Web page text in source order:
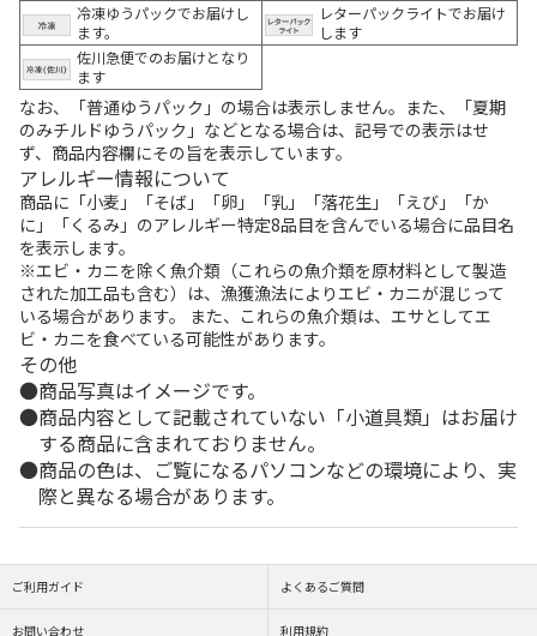
冷凍ゆうパックでお届けし
ます。
レターパックライトでお届け
します
佐川急便でのお届けとなり
ます
なお、「普通ゆうパック」の場合は表示しません。また、「夏期
のみチルドゆうパック」などとなる場合は、記号での表示はせ
ず、商品内容欄にその旨を表示しています。
アレルギー情報について
商品に「小麦」「そば」「卵」「乳」「落花生」「えび」「か
に」「くるみ」のアレルギー特定8品目を含んでいる場合に品目名
を表示します。
※エビ・カニを除く魚介類（これらの魚介類を原材料として製造
された加工品も含む）は、漁獲漁法によりエビ・カニが混じって
いる場合があります。 また、これらの魚介類は、エサとしてエ
ビ・カニを食べている可能性があります。
その他
商品写真はイメージです。
商品内容として記載されていない「小道具類」はお届け
する商品に含まれておりません。
商品の色は、ご覧になるパソコンなどの環境により、実
際と異なる場合があります。
ご利用ガイド よくあるご質問
お問い合わせ 利用規約